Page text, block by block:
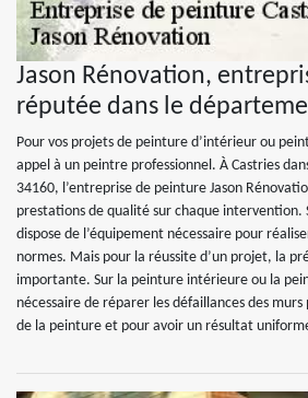
Jason Rénovation,
réputée dans le
Pour vos projets de peinture d’intérieur ou
appel à un peintre professionnel. À Castries
34160, l’entreprise de peinture Jason
prestations de qualité sur chaque intervention.
dispose de l’équipement nécessaire pour
normes. Mais pour la réussite d’un projet, la
importante. Sur la peinture intérieure ou la
nécessaire de réparer les défaillances des
de la peinture et pour avoir un résultat